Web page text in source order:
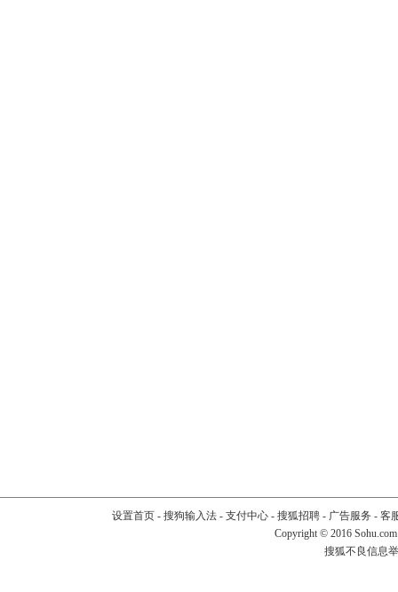
设置首页- 搜狗输入法- 支付中心- 搜狐招聘- 广告服务 - 客
Copyright © 2016
搜狐不良信息